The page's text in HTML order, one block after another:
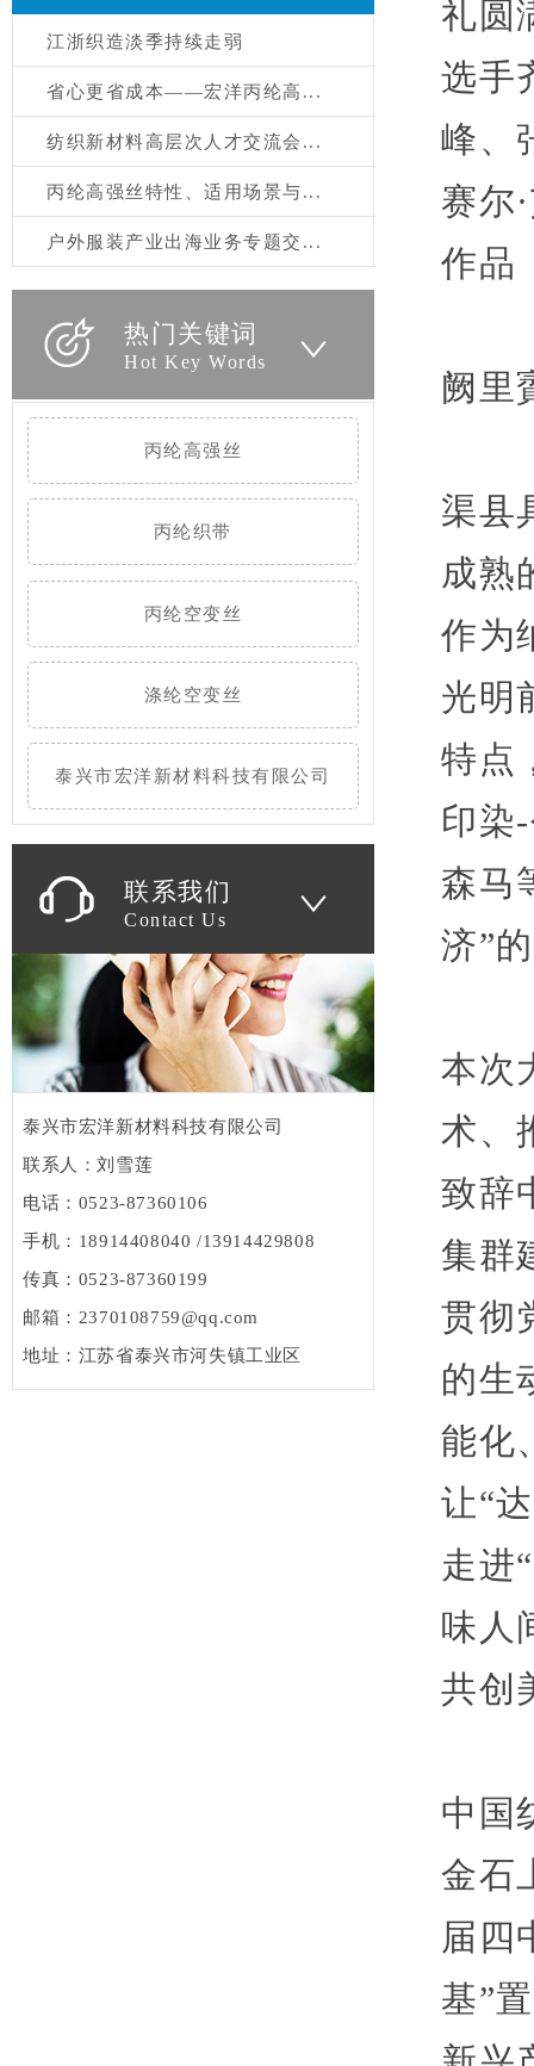
江浙织造淡季持续走弱
省心更省成本——宏洋丙纶高...
纺织新材料高层次人才交流会...
丙纶高强丝特性、适用场景与...
户外服装产业出海业务专题交...
热门关键词
Hot Key Words
丙纶高强丝
丙纶织带
丙纶空变丝
涤纶空变丝
泰兴市宏洋新材料科技有限公司
联系我们
Contact Us
泰兴市宏洋新材料科技有限公司
联系人：刘雪莲
电话：0523-87360106
手机：18914408040 /13914429808
传真：0523-87360199
邮箱：2370108759@qq.com
地址：江苏省泰兴市河失镇工业区
礼圆
选手
峰、
赛尔
作品
阙里
渠县
成熟
作为
光明
特点
印染
森马
济”
本次
术、
致辞
集群
贯彻
的生
能化
让“
走进
味人
共创
中国
金石
届四
基”